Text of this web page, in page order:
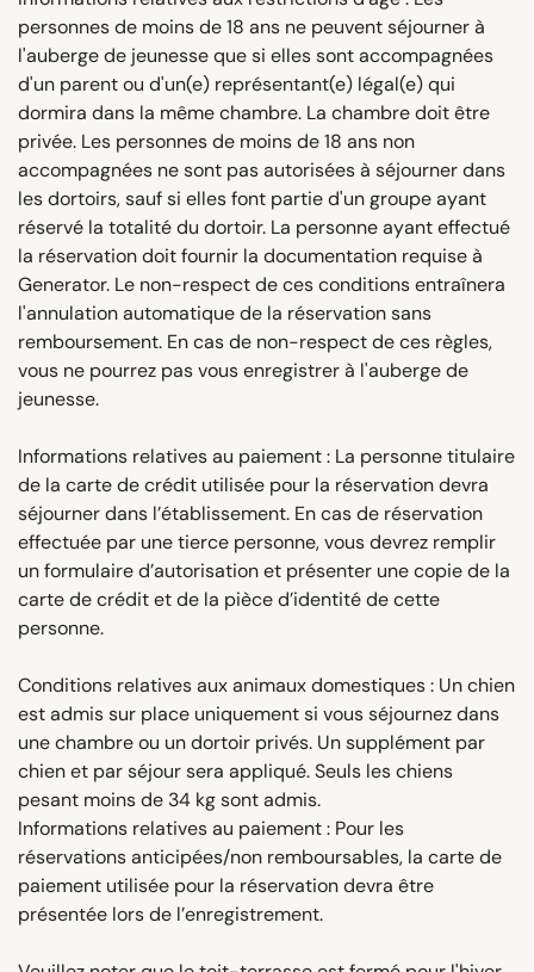
personnes de moins de 18 ans ne peuvent séjourner à
l'auberge de jeunesse que si elles sont accompagnées
d'un parent ou d'un(e) représentant(e) légal(e) qui
dormira dans la même chambre. La chambre doit être
privée. Les personnes de moins de 18 ans non
accompagnées ne sont pas autorisées à séjourner dans
les dortoirs, sauf si elles font partie d'un groupe ayant
réservé la totalité du dortoir. La personne ayant effectué
la réservation doit fournir la documentation requise à
Generator. Le non-respect de ces conditions entraînera
l'annulation automatique de la réservation sans
remboursement. En cas de non-respect de ces règles,
vous ne pourrez pas vous enregistrer à l'auberge de
jeunesse.
Informations relatives au paiement : La personne titulaire
de la carte de crédit utilisée pour la réservation devra
séjourner dans l’établissement. En cas de réservation
effectuée par une tierce personne, vous devrez remplir
un formulaire d’autorisation et présenter une copie de la
carte de crédit et de la pièce d’identité de cette
personne.
Conditions relatives aux animaux domestiques : Un chien
est admis sur place uniquement si vous séjournez dans
une chambre ou un dortoir privés. Un supplément par
chien et par séjour sera appliqué. Seuls les chiens
pesant moins de 34 kg sont admis.
Informations relatives au paiement : Pour les
réservations anticipées/non remboursables, la carte de
paiement utilisée pour la réservation devra être
présentée lors de l’enregistrement.